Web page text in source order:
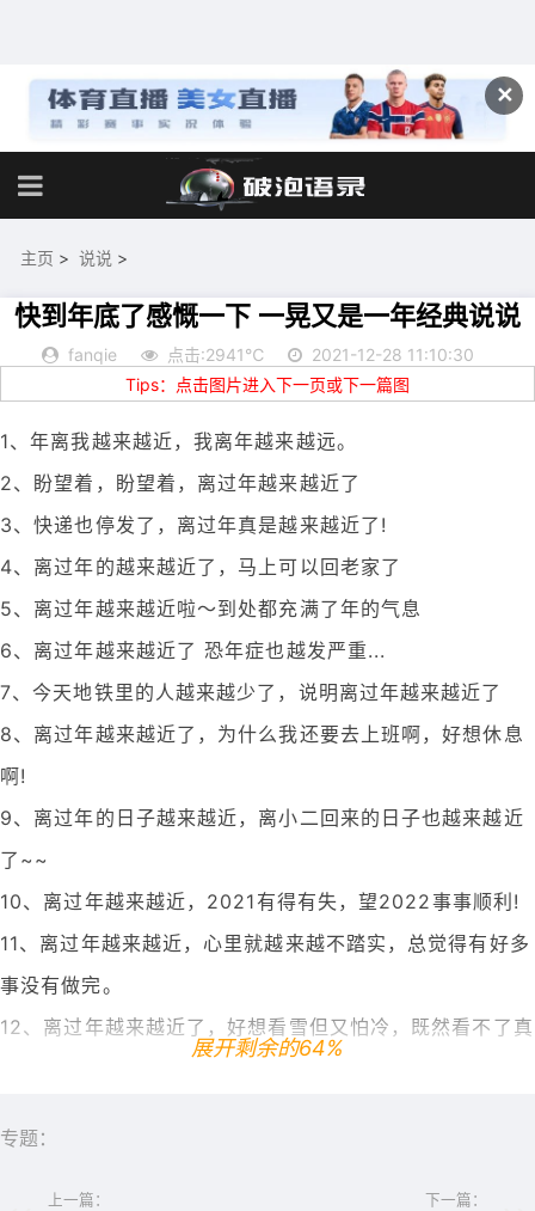
✕
主页 > 说说 >
快到年底了感慨一下 一晃又是一年经典说说
fanqie 点击:2941℃
2021-12-28 11:10:30
Tips：点击图片进入下一页或下一篇图
1、年离我越来越近，我离年越来越远。
2、盼望着，盼望着，离过年越来越近了
3、快递也停发了，离过年真是越来越近了!
4、离过年的越来越近了，马上可以回老家了
5、离过年越来越近啦～到处都充满了年的气息
6、离过年越来越近了 恐年症也越发严重...
7、今天地铁里的人越来越少了，说明离过年越来越近了
8、离过年越来越近了，为什么我还要去上班啊，好想休息
啊!
9、离过年的日子越来越近，离小二回来的日子也越来越近
了~~
10、离过年越来越近，2021有得有失，望2022事事顺利!
11、离过年越来越近，心里就越来越不踏实，总觉得有好多
事没有做完。
12、离过年越来越近了，好想看雪但又怕冷，既然看不了真
觉不到年味儿了!
14、离过年越来越近，越不想回家，刚刚我那亲妹说她忙完
展开剩余的64%
专题：
上一篇： 下一篇：